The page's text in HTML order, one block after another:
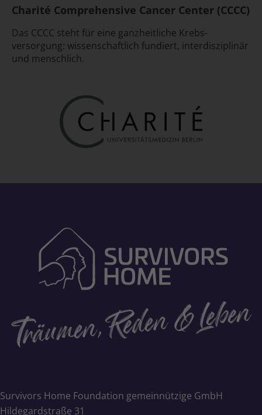
Charité Comprehensive Cancer Center (CCCC)
Das CCCC steht für eine ganz­heitliche Krebs­
versorgung: wissen­schaftlich fundiert, inter­disziplinär
und menschlich.
Survivors Home Foundation gemeinnützige GmbH
Hildegardstraße 31